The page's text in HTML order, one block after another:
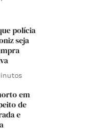
polícia
seja
em
de
e